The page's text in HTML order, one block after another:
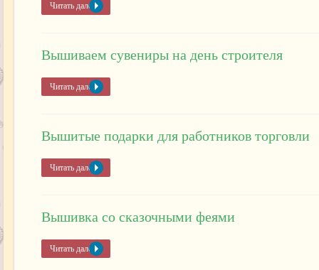
Читать далее »
Вышиваем сувениры на день строителя
Читать далее »
Вышитые подарки для работников торговли
Читать далее »
Вышивка со сказочными феями
Читать далее »